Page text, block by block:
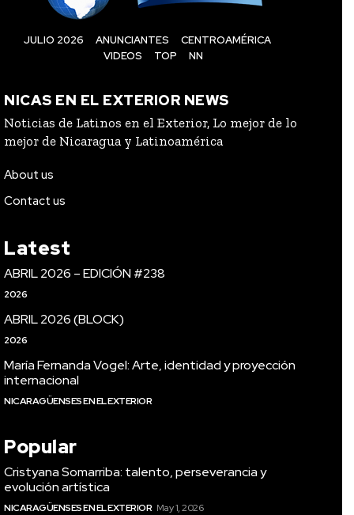
JULIO 2026 ANUNCIANTES
CENTROAMÉRICA
VIDEOS
TOP NN
NICAS EN EL EXTERIOR NEWS
Noticias de Latinos en el Exterior, Lo mejor de lo
mejor de Nicaragua y Latinoamérica
About us
Contact us
Latest
ABRIL 2026 – EDICIÓN #238
2026
ABRIL 2026 (BLOCK)
2026
María Fernanda Vogel: Arte, identidad y proyección
internacional
NICARAGÜENSES EN EL EXTERIOR
Popular
Cristyana Somarriba: talento, perseverancia y
evolución artística
NICARAGÜENSES EN EL EXTERIOR May 1, 2026